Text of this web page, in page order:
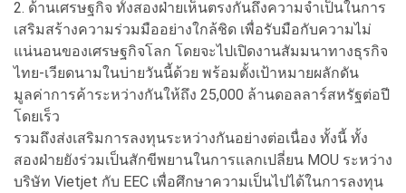
2. ด้านเศรษฐกิจ ทั้งสองฝ่ายเห็นตรงกันถึงความจำเป็นในการ
เสริมสร้างความร่วมมืออย่างใกล้ชิด เพื่อรับมือกับความไม่
แน่นอนของเศรษฐกิจโลก โดยจะไปเปิดงานสัมมนาทางธุรกิจ
ไทย-เวียดนามในบ่ายวันนี้ด้วย พร้อมตั้งเป้าหมายผลักดัน
มูลค่าการค้าระหว่างกันให้ถึง 25,000 ล้านดอลลาร์สหรัฐต่อปี
โดยเร็ว
รวมถึงส่งเสริมการลงทุนระหว่างกันอย่างต่อเนื่อง ทั้งนี้ ทั้ง
สองฝ่ายยังร่วมเป็นสักขีพยานในการแลกเปลี่ยน MOU ระหว่าง
บริษัท Vietjet กับ EEC เพื่อศึกษาความเป็นไปได้ในการลงทุน